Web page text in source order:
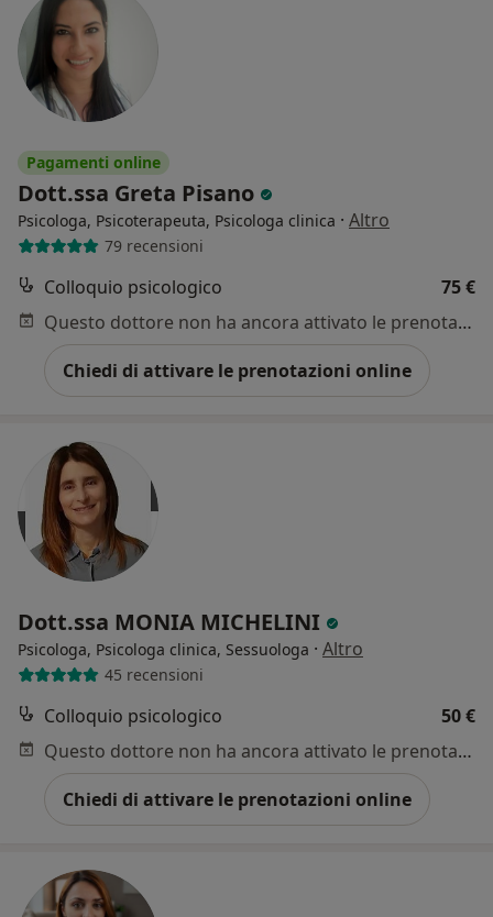
Pagamenti online
Dott.ssa Greta Pisano
Psicologa, Psicoterapeuta, Psicologa clinica · Altro
79 recensioni
Colloquio psicologico
75 €
Questo dottore non ha ancora attivato le prenotazioni online presso questo indirizzo.
Chiedi di attivare le prenotazioni online
Dott.ssa MONIA MICHELINI
Psicologa, Psicologa clinica, Sessuologa · Altro
45 recensioni
Colloquio psicologico
50 €
Questo dottore non ha ancora attivato le prenotazioni online presso questo indirizzo.
Chiedi di attivare le prenotazioni online